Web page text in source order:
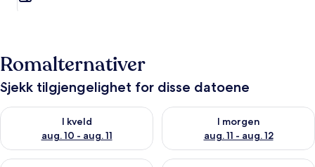
Romalternativer
Sjekk tilgjengelighet for disse datoene
I kveld
aug. 10 - aug. 11
Sjekk tilgjengelighet for i kveld, aug. 10 - aug. 11
I morgen
aug. 11 - aug. 12
Sjekk tilgjengelighet for i